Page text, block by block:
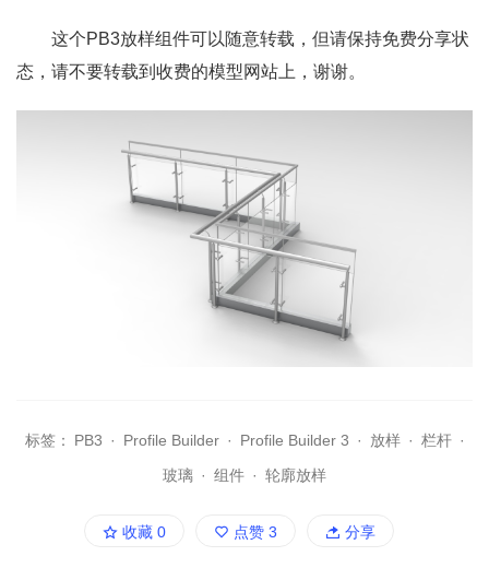
这个PB3放样组件可以随意转载，但请保持免费分享状
态，请不要转载到收费的模型网站上，谢谢。
标签： PB3 · Profile Builder · Profile Builder 3 · 放样 · 栏杆 ·
玻璃 · 组件 · 轮廓放样
收藏 0 点赞 3 分享